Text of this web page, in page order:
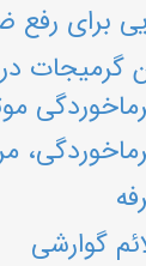
برای
گرمیجات
گوارشی